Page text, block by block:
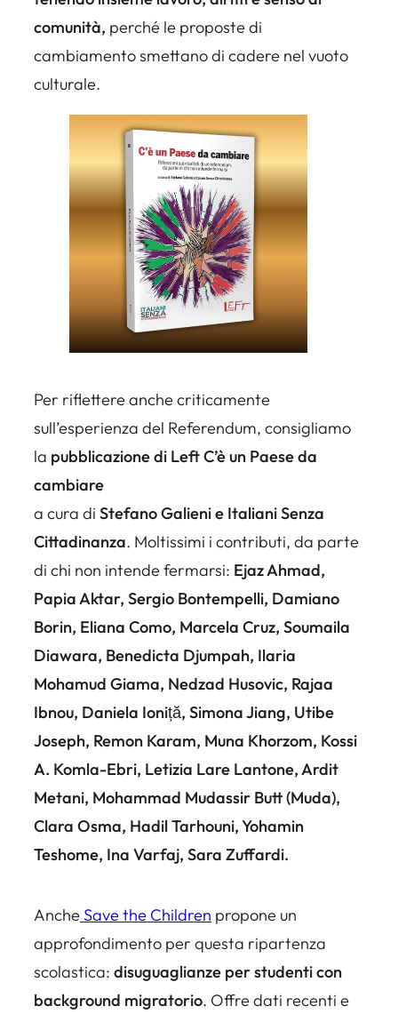
comunità, perché le proposte di
cambiamento smettano di cadere nel vuoto
culturale.
Per riflettere anche criticamente
sull’esperienza del Referendum, consigliamo
la pubblicazione di LeftC’è un Paese da
cambiare
a cura di Stefano Galieni e Italiani Senza
Cittadinanza. Moltissimi i contributi, da parte
di chi non intende fermarsi: Ejaz Ahmad,
Papia Aktar, Sergio Bontempelli, Damiano
Borin, Eliana Como, Marcela Cruz, Soumaila
Diawara, Benedicta Djumpah, Ilaria
Mohamud Giama, Nedzad Husovic, Rajaa
Ibnou, Daniela Ioniță, Simona Jiang, Utibe
Joseph, Remon Karam, Muna Khorzom, Kossi
A. Komla-Ebri, Letizia Lare Lantone, Ardit
Metani, Mohammad Mudassir Butt (Muda),
Clara Osma, Hadil Tarhouni, Yohamin
Teshome, Ina Varfaj, Sara Zuffardi.
Anche Save the Children propone un
approfondimento per questa ripartenza
scolastica: disuguaglianze per studenti con
background migratorio. Offredati recenti e